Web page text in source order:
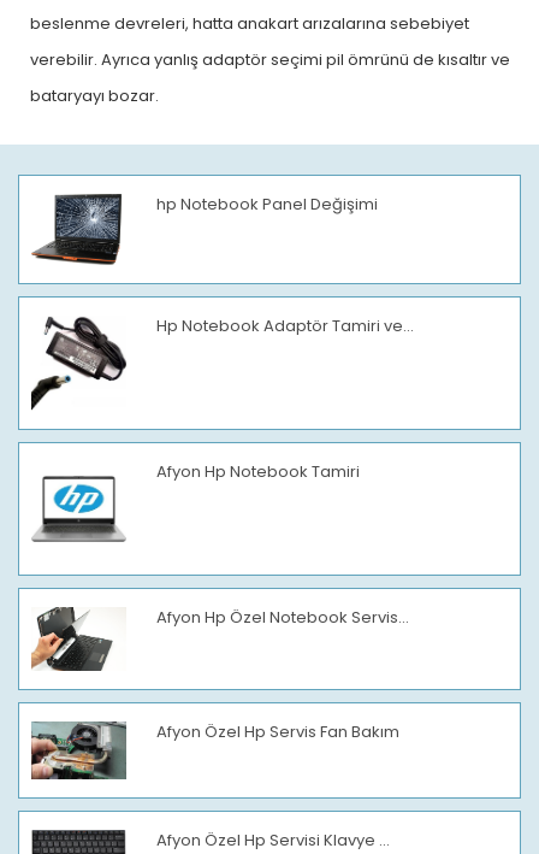
beslenme devreleri, hatta anakart arızalarına sebebiyet
verebilir. Ayrıca yanlış adaptör seçimi pil ömrünü de kısaltır ve
bataryayı bozar.
hp Notebook Panel Değişimi
Hp Notebook Adaptör Tamiri ve...
Afyon Hp Notebook Tamiri
Afyon Hp Özel Notebook Servis...
Afyon Özel Hp Servis Fan Bakım
Afyon Özel Hp Servisi Klavye ...